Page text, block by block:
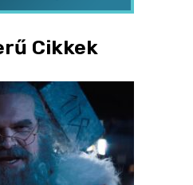
Cikkek